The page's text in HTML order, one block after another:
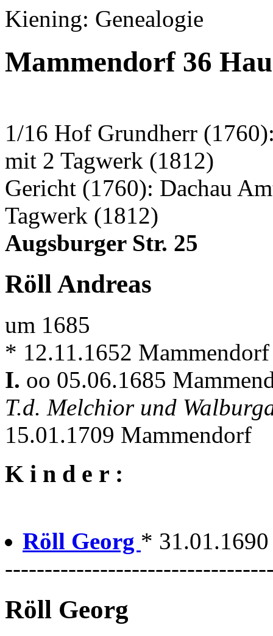
Kiening: Genealogie
Mammendorf 36
1/16 Hof Grundherr
mit 2 Tagwerk (1812)
Gericht (1760): Dachau
Tagwerk (1812)
Augsburger Str. 25
Röll Andreas
um 1685
* 12.11.1652
I. oo 05.06.1685
T.d. Melchior und
15.01.1709 Mammendorf
K i n d e r :
Röll Georg *
Röll Georg